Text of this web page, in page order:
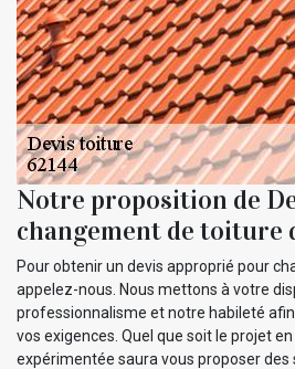
Notre proposition de
changement de toiture
Pour obtenir un devis approprié pour
appelez-nous. Nous mettons à votre
professionnalisme et notre habileté
vos exigences. Quel que soit le projet
expérimentée saura vous proposer